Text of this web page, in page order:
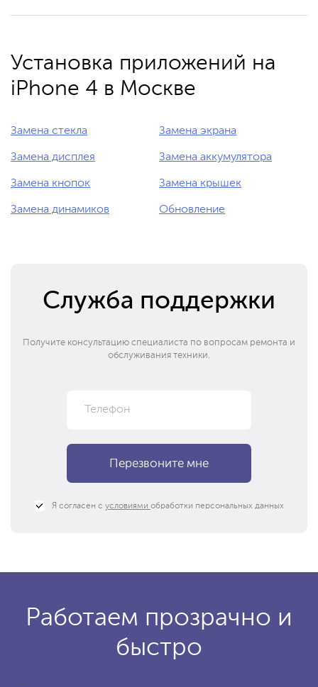
Установка приложений на
iPhone 4 в Москве
Замена стекла Замена экрана
Замена дисплея Замена аккумулятора
Замена кнопок Замена крышек
Замена динамиков Обновление
Служба поддержки
Получите консультацию специалиста по вопросам ремонта и
обслуживания техники.
Я согласен с условиями обработки персональных данных
Работаем прозрачно и
быстро